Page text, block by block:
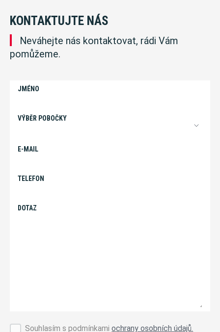
KONTAKTUJTE NÁS
Neváhejte nás kontaktovat, rádi Vám
pomůžeme.
JMÉNO
VÝBĚR POBOČKY
E-MAIL
TELEFON
DOTAZ
Souhlasím s podmínkamiochrany osobních údajů.